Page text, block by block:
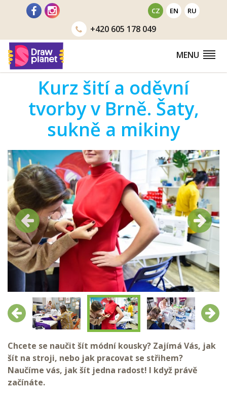
CZ EN RU
+420605 178 049
MENU
Kurz šití a oděvní
tvorby v Brně. Šaty,
sukně a mikiny
Předchozí
Předchozí
Další
Další
Předchozí Další
Chcete se naučit šít módní kousky? Zajímá Vás, jak
šít na stroji, nebo jak pracovat se střihem?
Naučíme vás, jak šít jedna radost! I když právě
začínáte.